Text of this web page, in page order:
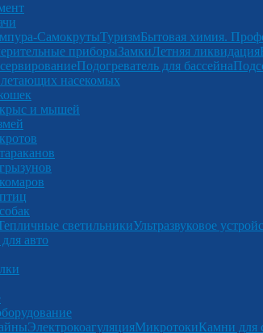
СамокрутыТуризмБытовая химия.
приборыЗамкиЛетняя ликвидация
Подогреватель для бассейна
насекомых
и мышей
светильникиУльтразвуковое
авто
ЭлектрокоагуляцияМикротокиКамни для